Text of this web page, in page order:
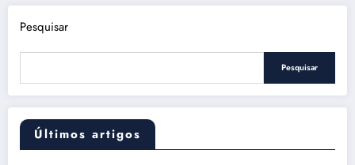
Pesquisar
Pesquisar
Últimos artigos